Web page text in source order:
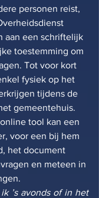
personen reist,
aan een schriftelijk
toestemming om
Tot voor kort
fysiek op het
tijdens de
gemeentehuis.
tool kan een
voor een bij hem
het document
en meteen in
’s avonds of in het